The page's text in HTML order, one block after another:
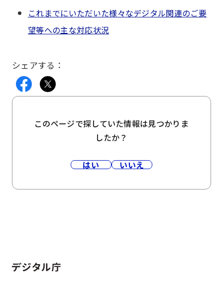
これまでにいただいた様々なデジタル関連のご要
望等への主な対応状況
シェアする：
このページで探していた情報は見つかりま
したか？
はい いいえ
ホーム